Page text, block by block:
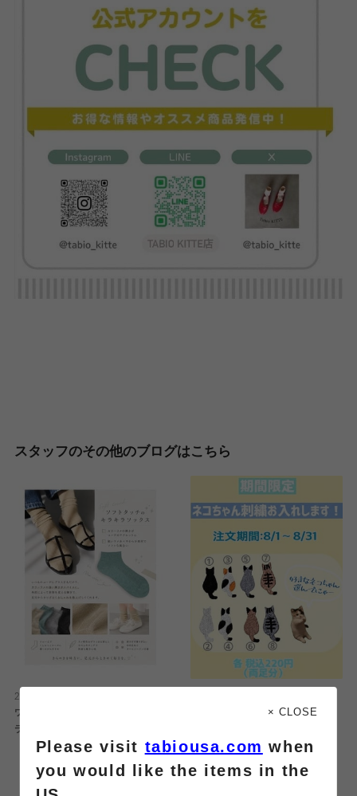
スタッフのその他のブログはこちら
2026.08.03
ワンポイントに取り入れやすい！キ
ラキラ✨ラメソックス🧦
8月限定刺繍のご案内💁🏻‍♀️✨
× CLOSE
Please visit tabiousa.com when
you would like the items in the